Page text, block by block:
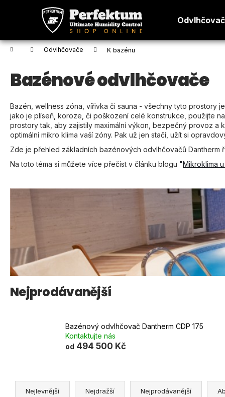
Domů Odvlhčovače K bazénu
Bazénové odvlhčovače
Bazén, wellness zóna, vířivka či sauna - všechny tyto prostory
jako je plíseň, koroze, či poškození celé konstrukce, použijte
prostory tak, aby zajistily maximální výkon, bezpečný provoz a
optimální mikro klima vaší zóny. Pak už jen stačí, užít si
Zde je přehled základních bazénových odvlhčovačů Dantherm
Na toto téma si můžete více přečíst v článku blogu "Mikroklima
Nejprodávanější
Bazénový odvlhčovač Dantherm CDP 175
Kontaktujte nás
od 494 500 Kč
Ř
Nejlevnější Nejdražší Nejprodávanější
í
Zpět
do
Zpět
do
BEZPEČNOSTNÍ SBĚRNÁ NÁDOBA
S ČIDLEM, LAK ŠEDÁ
7 973 Kč